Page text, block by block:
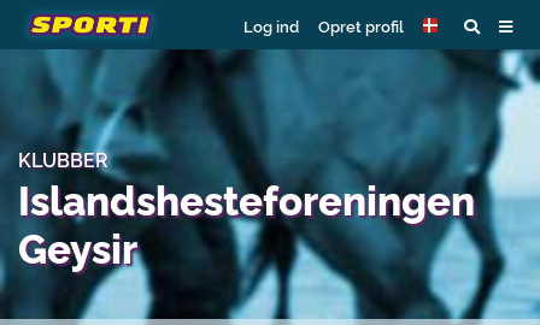
Log ind Opret profil
KLUBBER
Islandshesteforeningen
Geysir